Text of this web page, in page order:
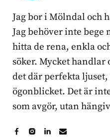
Jag bor i Mölndal och
Jag behöver inte
hitta de rena, enkla
söker. Mycket
det där perfekta ljuset,
ögonblicket. Det är
som avgör, utan